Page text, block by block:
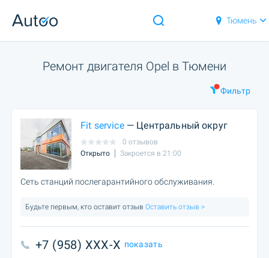
Тюмень
Ремонт двигателя Opel в Тюмени
Фильтр
Fit service— Центральный округ
0 отзывов
Открыто
Закроется в 21:00
Сеть станций послегарантийного обслуживания.
Будьте первым, кто оставит отзыв Оставить отзыв >
+7 (958) XXX-X показать